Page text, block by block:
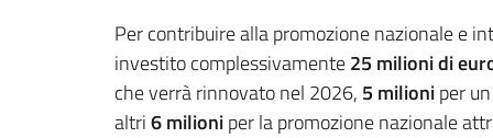
Per contribuire alla promozione nazionale e
investito complessivamente25 milioni di
che verrà rinnovato nel 2026, 5 milioniper
altri6 milioniper la promozione nazionale